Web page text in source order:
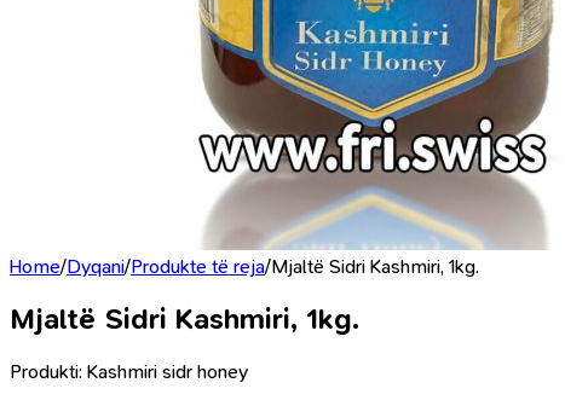
Home/Dyqani/Produkte të reja/Mjaltë Sidri Kashmiri, 1kg.
Mjaltë Sidri Kashmiri, 1kg.
Produkti: Kashmiri sidr honey